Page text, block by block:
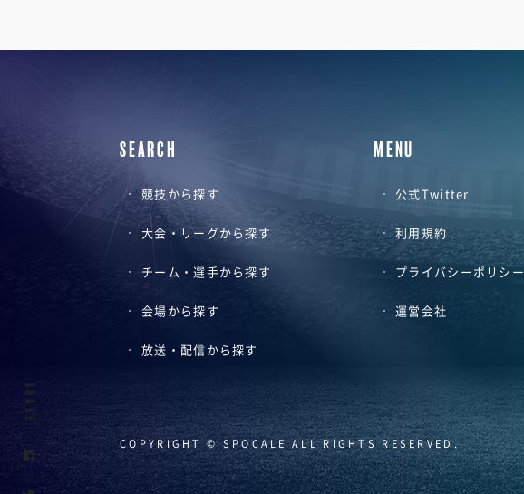
SEARCH
競技から探す
大会・リーグから探す
チーム・選手から探す
会場から探す
放送・配信から探す
MENU
公式Twitter
利用規約
プライバシーポリシー
運営会社
COPYRIGHT © SPOCALE ALL RIGHTS RESERVED.
SHARE